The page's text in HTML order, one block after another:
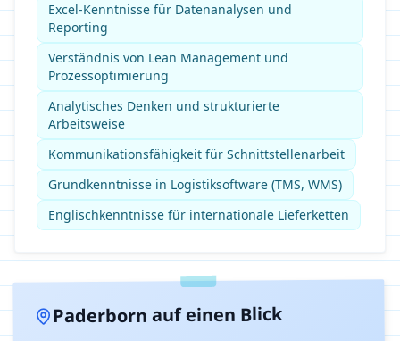
Excel-Kenntnisse für Datenanalysen und
Reporting
Verständnis von Lean Management und
Prozessoptimierung
Analytisches Denken und strukturierte
Arbeitsweise
Kommunikationsfähigkeit für Schnittstellenarbeit
Grundkenntnisse in Logistiksoftware (TMS, WMS)
Englischkenntnisse für internationale Lieferketten
Paderborn auf einen Blick